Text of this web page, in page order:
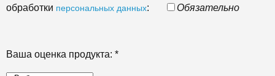
обработки персональных данных: Обязательно
Ваша оценка продукта: *